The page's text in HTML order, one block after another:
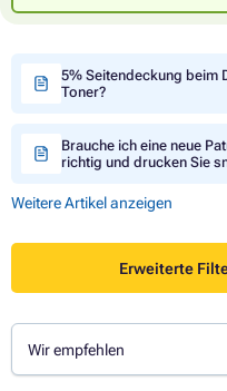
5% Seitendeckung beim
Toner?
Brauche ich eine neue
richtig und drucken Sie
Weitere Artikel anzeigen
Erweiterte
Wir empfehlen